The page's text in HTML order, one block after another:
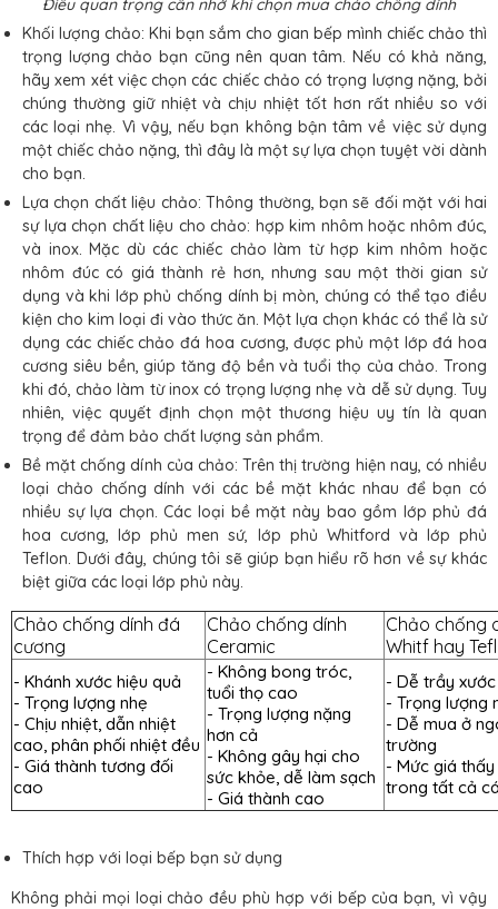
Điều quan trọng cần nhớ khi chọn mua chảo chống dính
Khối lượng chảo: Khi bạn sắm cho gian bếp mình chiếc chảo thì
trọng lượng chảo bạn cũng nên quan tâm. Nếu có khả năng,
hãy xem xét việc chọn các chiếc chảo có trọng lượng nặng, bởi
chúng thường giữ nhiệt và chịu nhiệt tốt hơn rất nhiều so với
các loại nhẹ. Vì vậy, nếu bạn không bận tâm về việc sử dụng
một chiếc chảo nặng, thì đây là một sự lựa chọn tuyệt vời dành
cho bạn.
Lựa chọn chất liệu chảo: Thông thường, bạn sẽ đối mặt với hai
sự lựa chọn chất liệu cho chảo: hợp kim nhôm hoặc nhôm đúc,
và inox. Mặc dù các chiếc chảo làm từ hợp kim nhôm hoặc
nhôm đúc có giá thành rẻ hơn, nhưng sau một thời gian sử
dụng và khi lớp phủ chống dính bị mòn, chúng có thể tạo điều
kiện cho kim loại đi vào thức ăn. Một lựa chọn khác có thể là sử
dụng các chiếc chảo đá hoa cương, được phủ một lớp đá hoa
cương siêu bền, giúp tăng độ bền và tuổi thọ của chảo. Trong
khi đó, chảo làm từ inox có trọng lượng nhẹ và dễ sử dụng. Tuy
nhiên, việc quyết định chọn một thương hiệu uy tín là quan
trọng để đảm bảo chất lượng sản phẩm.
Bề mặt chống dính của chảo: Trên thị trường hiện nay, có nhiều
loại chảo chống dính với các bề mặt khác nhau để bạn có
nhiều sự lựa chọn. Các loại bề mặt này bao gồm lớp phủ đá
hoa cương, lớp phủ men sứ, lớp phủ Whitford và lớp phủ
Teflon. Dưới đây, chúng tôi sẽ giúp bạn hiểu rõ hơn về sự khác
biệt giữa các loại lớp phủ này.
Chảo chống dính đá
cương
Chảo chống dính
Ceramic
Chảo chống
Whitf hay
- Khánh xước hiệu quả
- Trọng lượng nhẹ
- Chịu nhiệt, dẫn nhiệt
cao, phân phối nhiệt đều
- Giá thành tương đối
cao
- Không bong tróc,
tuổi thọ cao
- Trọng lượng nặng
hơn cả
- Không gây hại cho
sức khỏe, dễ làm sạch
- Giá thành cao
- Dễ trầy
- Trọng lượng
- Dễ mua ở
trường
- Mức giá
trong tất cả
Thích hợp với loại bếp bạn sử dụng
Không phải mọi loại chảo đều phù hợp với bếp của bạn, vì vậy